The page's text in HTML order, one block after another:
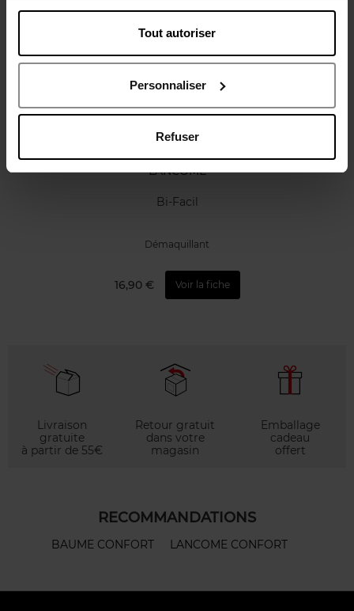
Tout autoriser
Personnaliser
Refuser
LANCOME
Bi-Facil
Démaquillant
16,90 € Voir la fiche
Livraison
gratuite
à partir de 55€
Retour gratuit
dans votre
magasin
Emballage
cadeau
offert
RECOMMANDATIONS
BAUME CONFORT LANCOME CONFORT